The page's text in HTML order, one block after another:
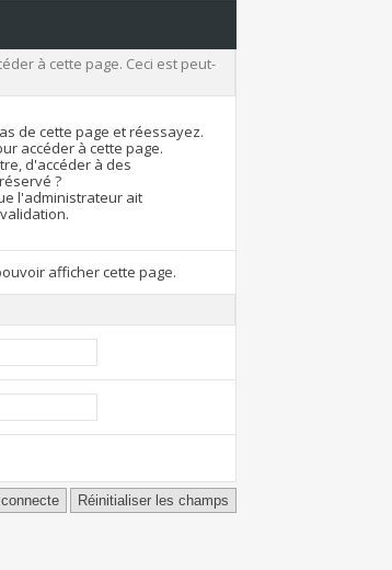
à cette page. Ceci est peut-
de cette page et réessayez.
accéder à cette page.
d'accéder à des
?
l'administrateur ait
afficher cette page.